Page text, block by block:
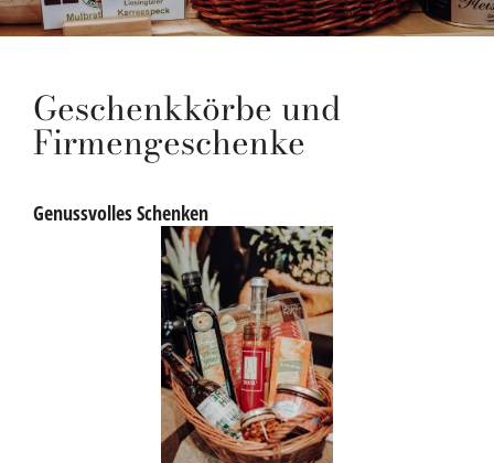
Geschenkkörbe und
Firmengeschenke
Genussvolles Schenken